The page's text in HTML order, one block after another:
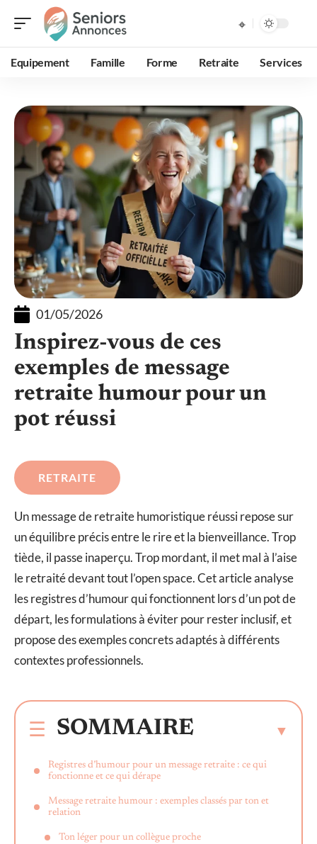
Equipement Famille Forme Retraite Services
01/05/2026
Inspirez-vous de ces
exemples de message
retraite humour pour un
pot réussi
RETRAITE
Un message de retraite humoristique réussi repose sur
un équilibre précis entre le rire et la bienveillance. Trop
tiède, il passe inaperçu. Trop mordant, il met mal à l’aise
le retraité devant tout l’open space. Cet article analyse
les registres d’humour qui fonctionnent lors d’un pot de
départ, les formulations à éviter pour rester inclusif, et
propose des exemples concrets adaptés à différents
contextes professionnels.
SOMMAIRE
Registres d’humour pour un message retraite : ce qui
fonctionne et ce qui dérape
Message retraite humour : exemples classés par ton et
relation
Ton léger pour un collègue proche